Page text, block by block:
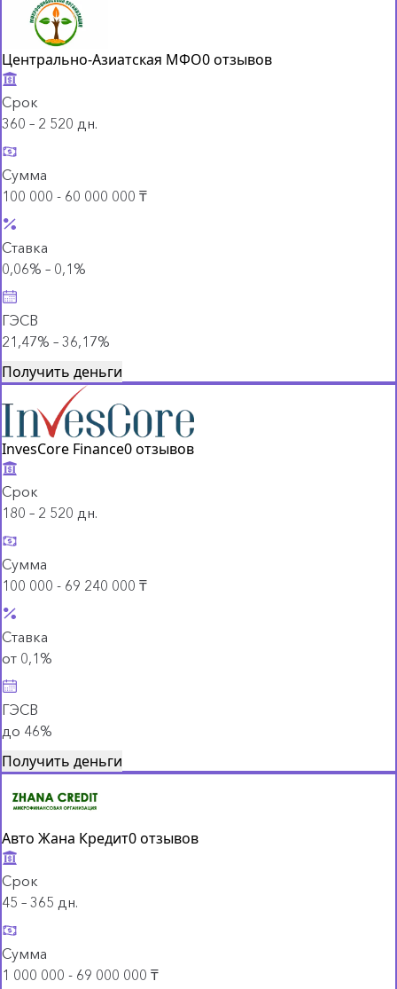
Центрально-Азиатская МФО0 отзывов
Срок
360 – 2 520 дн.
Сумма
100 000 - 60 000 000 ₸
Ставка
0,06% – 0,1%
ГЭСВ
21,47% – 36,17%
Получить деньги
InvesCore Finance0 отзывов
Срок
180 – 2 520 дн.
Сумма
100 000 - 69 240 000 ₸
Ставка
от 0,1%
ГЭСВ
до 46%
Получить деньги
Авто Жана Кредит0 отзывов
Срок
45 – 365 дн.
Сумма
1 000 000 - 69 000 000 ₸